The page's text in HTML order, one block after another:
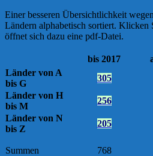
Einer besseren Übersichtlichkeit
Ländern alphabetisch sortiert. Klicken
öffnet sich dazu eine pdf-Datei.
bis 2017
Länder von A
bis G
305
Länder von H
bis M
256
Länder von N
bis Z
205
Summen 768